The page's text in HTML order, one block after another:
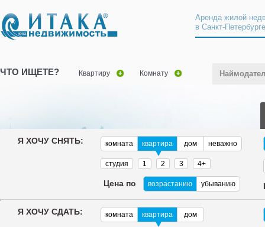
Аренда жилой
в Санкт-
ЧТО ИЩЕТЕ? Квартиру Комнату
Я ХОЧУ СНЯТЬ: комната квартира дом неважно
студия 1 2 3 4+
Цена по возрастанию убыванию
Я ХОЧУ СДАТЬ: комната квартира дом